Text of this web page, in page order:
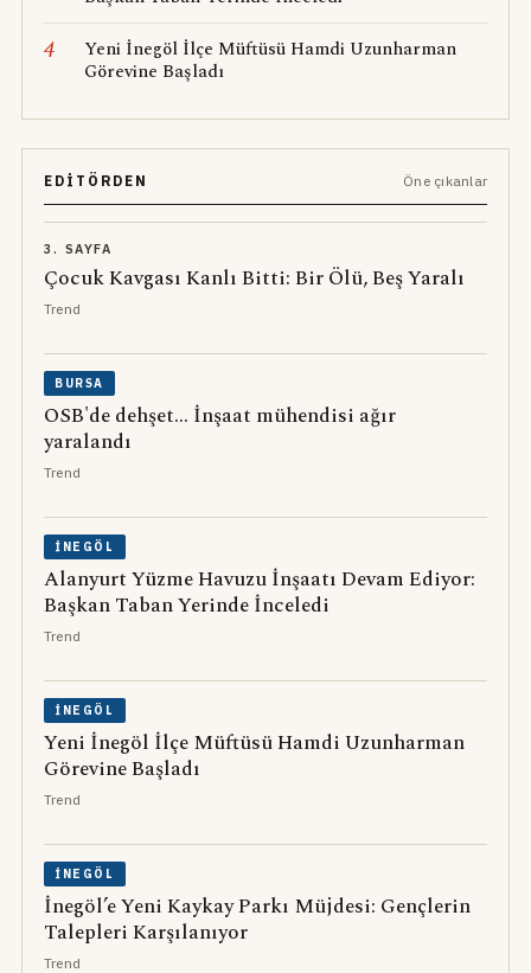
4
Yeni İnegöl İlçe Müftüsü Hamdi Uzunharman
Görevine Başladı
EDITÖRDEN Öne çıkanlar
3. SAYFA
Çocuk Kavgası Kanlı Bitti: Bir Ölü, Beş Yaralı
Trend
BURSA
OSB'de dehşet... İnşaat mühendisi ağır
yaralandı
Trend
İNEGÖL
Alanyurt Yüzme Havuzu İnşaatı Devam Ediyor:
Başkan Taban Yerinde İnceledi
Trend
İNEGÖL
Yeni İnegöl İlçe Müftüsü Hamdi Uzunharman
Görevine Başladı
Trend
İNEGÖL
İnegöl’e Yeni Kaykay Parkı Müjdesi: Gençlerin
Talepleri Karşılanıyor
Trend